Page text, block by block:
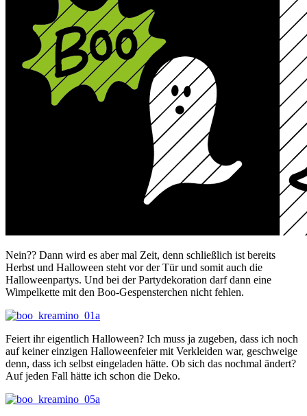
Nein?? Dann wird es aber mal Zeit, denn schließlich ist bereits
Herbst und Halloween steht vor der Tür und somit auch die
Halloweenpartys. Und bei der Partydekoration darf dann eine
Wimpelkette mit den Boo-Gespensterchen nicht fehlen.
Feiert ihr eigentlich Halloween? Ich muss ja zugeben, dass ich noch
auf keiner einzigen Halloweenfeier mit Verkleiden war, geschweige
denn, dass ich selbst eingeladen hätte. Ob sich das nochmal ändert?
Auf jeden Fall hätte ich schon die Deko.